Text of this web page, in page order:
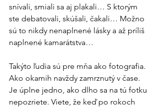
snívali, smiali sa aj plakali… S ktorým
ste debatovali, skúšali, čakali… Možno
sú to nikdy nenaplnené lásky a až príliš
naplnené kamarátstva…
Takýto ľudia sú pre mňa ako fotografia.
Ako okamih navždy zamrznutý v čase.
Je úplne jedno, ako dlho sa na tú fotku
nepozriete. Viete, že keď po rokoch